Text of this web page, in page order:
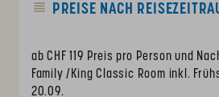
PREISE NACH
ab CHF 119 Preis pro Person und
Family /King Classic Room inkl.
20.09.